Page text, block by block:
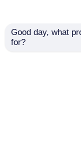
HDMI Optical
Good day, what
for?